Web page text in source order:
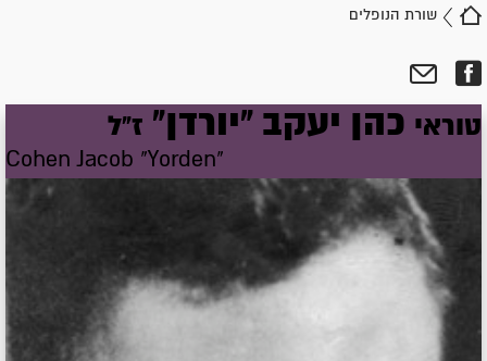
שורת הנופלים
טוראי כהן יעקב "יורדן" ז"ל
Cohen Jacob "Yorden"